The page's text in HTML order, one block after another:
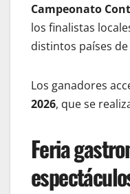
Campeonato
los finalistas
distintos países
Los ganadores
2026, que se
Feria